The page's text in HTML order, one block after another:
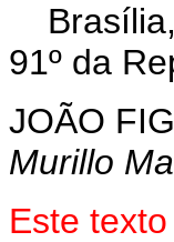
91º da
JOÃO
Murillo
Este